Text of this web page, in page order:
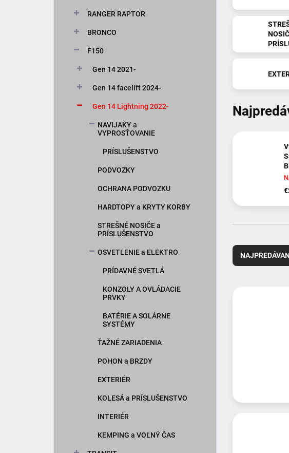
RANGER RAPTOR
BRONCO
F150
Gen 14 2021-
Gen 14 facelift 2024-
Gen 14 Lightning 2022-
NAVIJAKY a
VYPROSŤOVANIE
PRÍSLUŠENSTVO
PODVOZKY
OCHRANA PODVOZKU
HARDTOPY a KRYTY KORBY
STREŠNÉ NOSIČE a
PRÍSLUŠENSTVO
OSVETLENIE a ELEKTRO
PRÍDAVNÉ SVETLÁ
KONZOLY A OVLÁDACIE
PRVKY
BATÉRIE A SOLÁRNE
SYSTÉMY
ŤAŽNÉ ZARIADENIA
POHON a BRZDY
EXTERIÉR
KOLESÁ a PRÍSLUŠENSTVO
INTERIÉR
KEMPING a VOĽNÝ ČAS
a
d
o
k